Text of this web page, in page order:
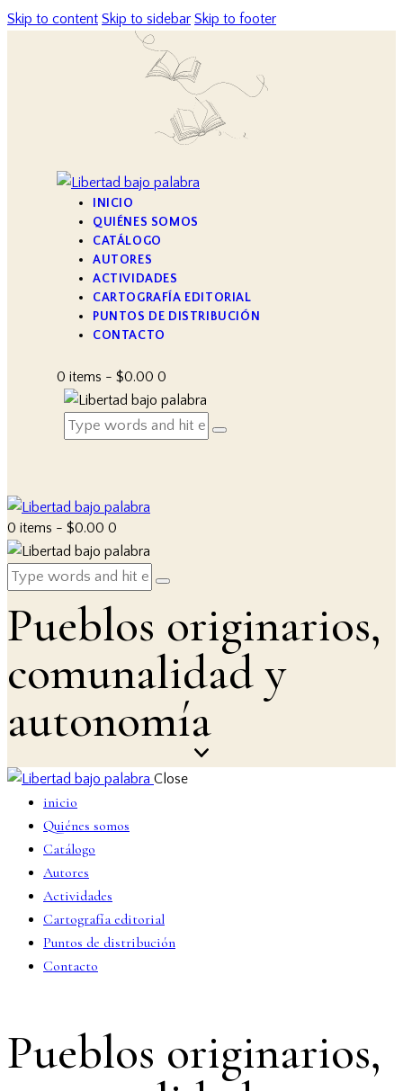
Skip to content Skip to sidebar Skip to footer
INICIO
QUIÉNES SOMOS
CATÁLOGO
AUTORES
ACTIVIDADES
CARTOGRAFÍA EDITORIAL
PUNTOS DE DISTRIBUCIÓN
CONTACTO
0 items - $0.00 0
0 items - $0.00 0
Pueblos originarios,
comunalidad y
autonomía
Close
inicio
Quiénes somos
Catálogo
Autores
Actividades
Cartografía editorial
Puntos de distribución
Contacto
1x
new
Pueblos originarios,